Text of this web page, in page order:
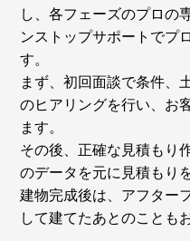
し、各フェーズのプロの
ンストップサポートでプ
す。
まず、初回面談で条件、
のヒアリングを行い、お
ます。
その後、正確な見積もり
のデータを元に見積もり
建物完成後は、アフター
して建てたあとのことも